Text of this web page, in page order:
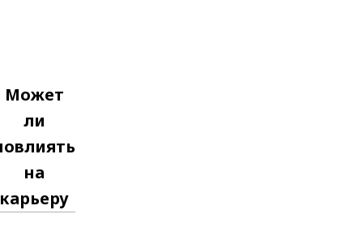
Может
ли
на
карьеру